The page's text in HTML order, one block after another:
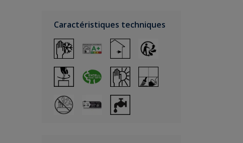
Caractéristiques techniques